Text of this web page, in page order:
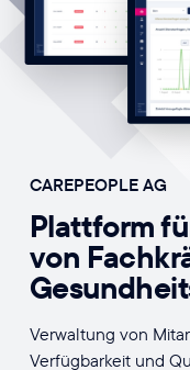
CAREPEOPLE AG
Plattform
von
Verwaltung von
Verfügbarkeit und